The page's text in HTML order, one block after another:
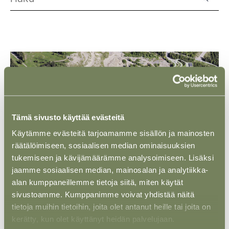
Tämä sivusto käyttää evästeitä
Käytämme evästeitä tarjoamamme sisällön ja mainosten
räätälöimiseen, sosiaalisen median ominaisuuksien
tukemiseen ja kävijämäärämme analysoimiseen. Lisäksi
jaamme sosiaalisen median, mainosalan ja analytiikka-
alan kumppaneillemme tietoja siitä, miten käytät
sivustoamme. Kumppanimme voivat yhdistää näitä
tietoja muihin tietoihin, joita olet antanut heille tai joita on
kerätty, kun olet käyttänyt heidän palvelujaan.
ASIAKASTARINA 21 MARRAS 2025
Hyvinkään Lämpövoima Oy – Lämmön